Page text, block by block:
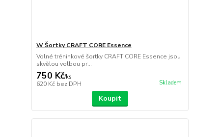
W Šortky CRAFT CORE Essence
Volné tréninkové šortky CRAFT CORE Essence jsou
skvělou volbou pr...
750 Kč/ks
620 Kč bez DPH Skladem
Koupit